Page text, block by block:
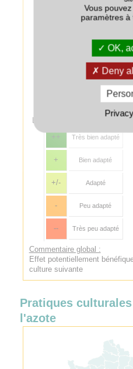
Chanvre
Colza associé au
Légende :
++
Très bien adapté
+ Bien adapté
+/- Adapté
- Peu adapté
-- Très peu adapté
Commentaire global :
Effet potentiellement
culture suivante
Pratiques
l'azote
Vous
paramètres à
OK,
Deny